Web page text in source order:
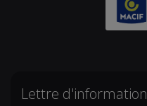
Lettre d'information